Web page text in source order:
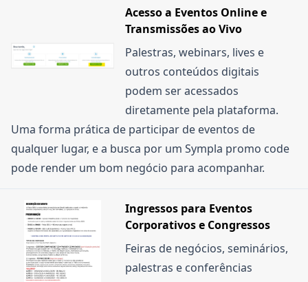
Acesso a Eventos Online e
Transmissões ao Vivo
Palestras, webinars, lives e
outros conteúdos digitais
podem ser acessados
diretamente pela plataforma.
Uma forma prática de participar de eventos de
qualquer lugar, e a busca por um Sympla promo code
pode render um bom negócio para acompanhar.
Ingressos para Eventos
Corporativos e Congressos
Feiras de negócios, seminários,
palestras e conferências